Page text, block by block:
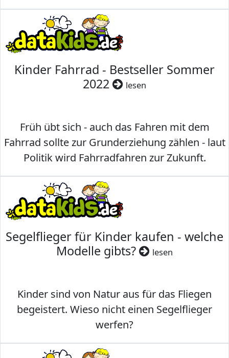
Kinder Fahrrad - Bestseller Sommer
2022
lesen
Früh übt sich - auch das Fahren mit dem
Fahrrad sollte zur Grunderziehung zählen - laut
Politik wird Fahrradfahren zur Zukunft.
Segelflieger für Kinder kaufen - welche
Modelle gibts?
lesen
Kinder sind von Natur aus für das Fliegen
begeistert. Wieso nicht einen Segelflieger
werfen?